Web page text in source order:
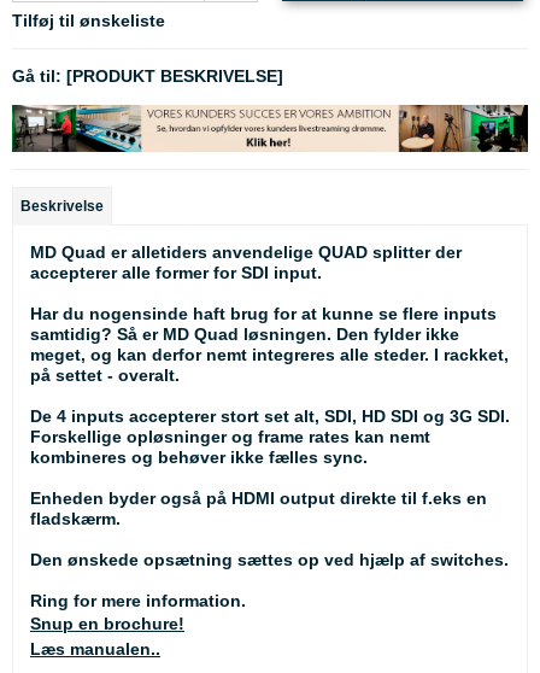
Tilføj til ønskeliste
Gå til: [PRODUKT BESKRIVELSE]
Beskrivelse
MD Quad er alletiders anvendelige QUAD splitter der
accepterer alle former for SDI input.
Har du nogensinde haft brug for at kunne se flere inputs
samtidig? Så er MD Quad løsningen. Den fylder ikke
meget, og kan derfor nemt integreres alle steder. I rackket,
på settet - overalt.
De 4 inputs accepterer stort set alt, SDI, HD SDI og 3G SDI.
Forskellige opløsninger og frame rates kan nemt
kombineres og behøver ikke fælles sync.
Enheden byder også på HDMI output direkte til f.eks en
fladskærm.
Den ønskede opsætning sættes op ved hjælp af switches.
Ring for mere information.
Snup en brochure!
Læs manualen..